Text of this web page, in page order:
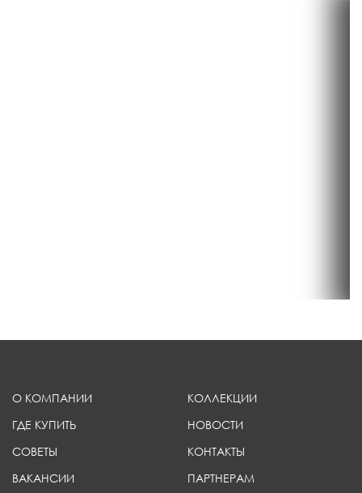
О КОМПАНИИ
КОЛЛЕКЦИИ
ГДЕ КУПИТЬ
НОВОСТИ
СОВЕТЫ
КОНТАКТЫ
ВАКАНСИИ
ПАРТНЕРАМ